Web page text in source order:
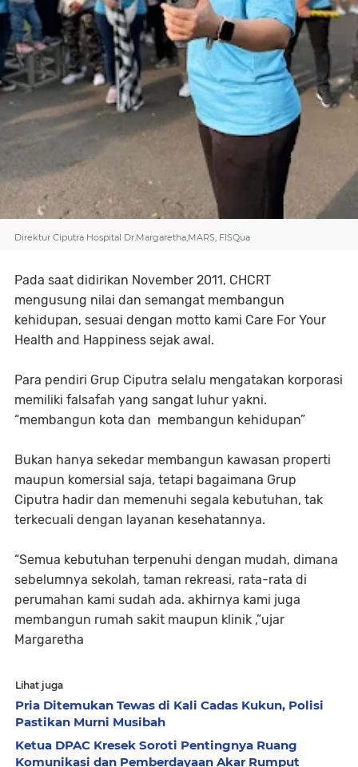
Direktur Ciputra Hospital Dr.Margaretha,MARS, FISQua
Pada saat didirikan November 2011, CHCRT
mengusung nilai dan semangat membangun
kehidupan, sesuai dengan motto kami Care For Your
Health and Happiness sejak awal.
Para pendiri Grup Ciputra selalu mengatakan korporasi
memiliki falsafah yang sangat luhur yakni.
“membangun kota dan membangun kehidupan”
Bukan hanya sekedar membangun kawasan properti
maupun komersial saja, tetapi bagaimana Grup
Ciputra hadir dan memenuhi segala kebutuhan, tak
terkecuali dengan layanan kesehatannya.
“Semua kebutuhan terpenuhi dengan mudah, dimana
sebelumnya sekolah, taman rekreasi, rata-rata di
perumahan kami sudah ada. akhirnya kami juga
membangun rumah sakit maupun klinik ,”ujar
Margaretha
Lihat juga
Pria Ditemukan Tewas di Kali Cadas Kukun, Polisi
Pastikan Murni Musibah
Ketua DPAC Kresek Soroti Pentingnya Ruang
Komunikasi dan Pemberdayaan Akar Rumput